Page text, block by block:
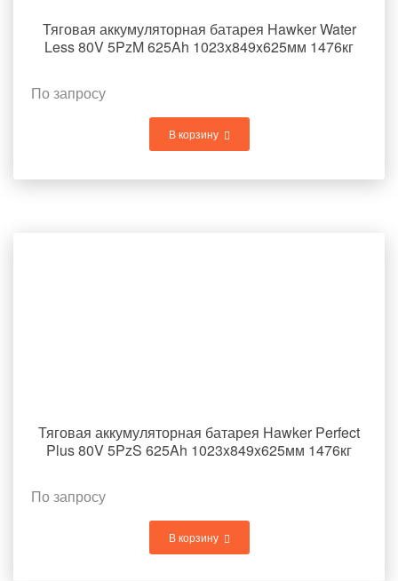
Тяговая аккумуляторная батарея Hawker Water
Less 80V 5PzM 625Ah 1023x849x625мм 1476кг
По запросу
В корзину
Тяговая аккумуляторная батарея Hawker Perfect
Plus 80V 5PzS 625Ah 1023x849x625мм 1476кг
По запросу
В корзину